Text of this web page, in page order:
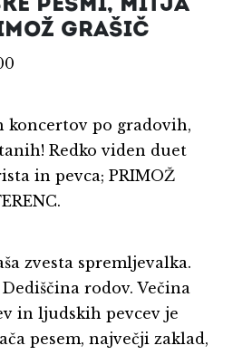
PESMI, MITJA
GRAŠIČ
koncertov po gradovih,
Redko viden duet
in pevca; PRIMOŽ
zvesta spremljevalka.
rodov. Večina
in ljudskih pevcev je
pesem, največji zaklad,